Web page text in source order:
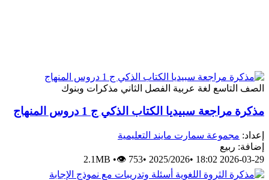
الصف التاسع لغة عربية الفصل الثاني مذكرات وبنوك
مذكرة مراجعة سبيديا الكتاب الذكي ج 1 دروس المنهاج
إعداد: مجموعة سمارت مايند التعليمية
إضافة: ربيع
2026-03-29 18:02
•
2025/2026
•
2.1MB •👁 753